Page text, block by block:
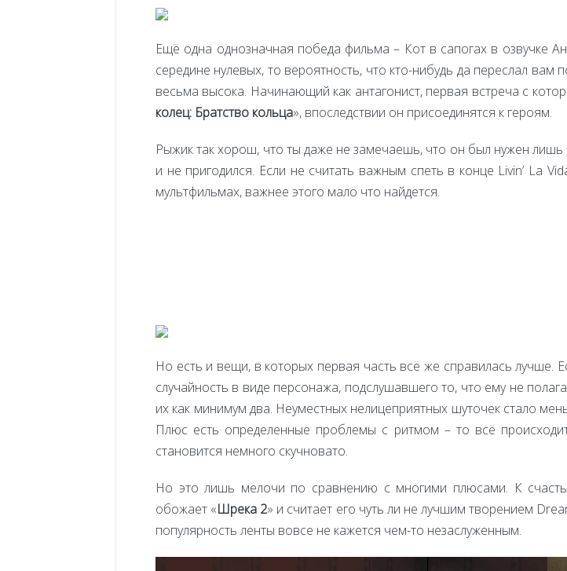
Ещё одна однозначная победа фильма – Кот в сапогах в озвучке
середине нулевых, то вероятность, что кто-нибудь да переслал
весьма высока. Начинающий как антагонист, первая встреча с
колец: Братство кольца», впоследствии он присоединятся к героям.
Рыжик так хорош, что ты даже не замечаешь, что он был нужен
и не пригодился. Если не считать важным спеть в конце Livin’ La
мультфильмах, важнее этого мало что найдется.
Но есть и вещи, в которых первая часть всё же справилась лучше.
случайность в виде персонажа, подслушавшего то, что ему не
их как минимум два. Неуместных нелицеприятных шуточек стало
Плюс есть определенные проблемы с ритмом – то всё
становится немного скучновато.
Но это лишь мелочи по сравнению с многими плюсами. К
обожает «Шрека 2» и считает его чуть ли не лучшим творением
популярность ленты вовсе не кажется чем-то незаслуженным.